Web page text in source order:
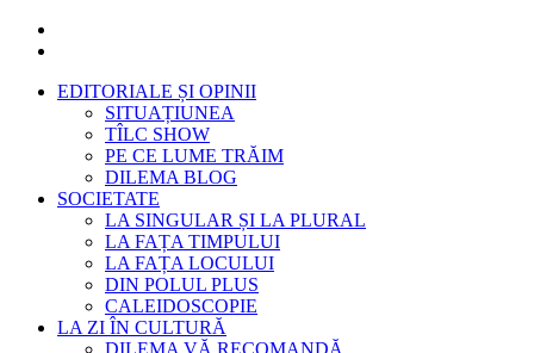
EDITORIALE ȘI OPINII
SITUAȚIUNEA
TÎLC SHOW
PE CE LUME TRĂIM
DILEMA BLOG
SOCIETATE
LA SINGULAR ȘI LA PLURAL
LA FAȚA TIMPULUI
LA FAȚA LOCULUI
DIN POLUL PLUS
CALEIDOSCOPIE
LA ZI ÎN CULTURĂ
DILEMA VĂ RECOMANDĂ